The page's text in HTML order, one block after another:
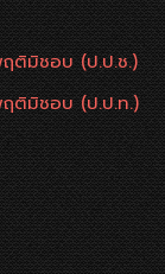
ฤติมิชอบ (ป.ป.ช.)
ฤติมิชอบ (ป.ป.ท.)